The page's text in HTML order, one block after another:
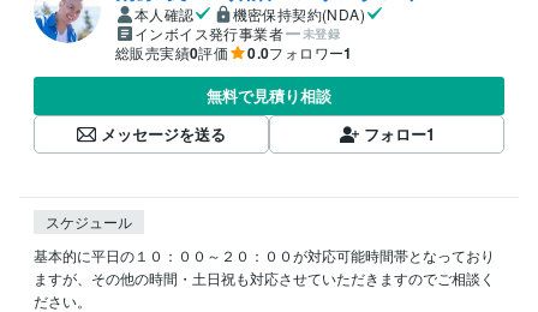
本人確認
機密保持契約(NDA)
インボイス発行事業者
未登録
総販売実績0評価 0.0フォロワー1
無料で見積り相談
メッセージを送る
フォロー1
スケジュール
基本的に平日の１０：００～２０：００が対応可能時間帯となっており
ますが、その他の時間・土日祝も対応させていただきますのでご相談く
ださい。